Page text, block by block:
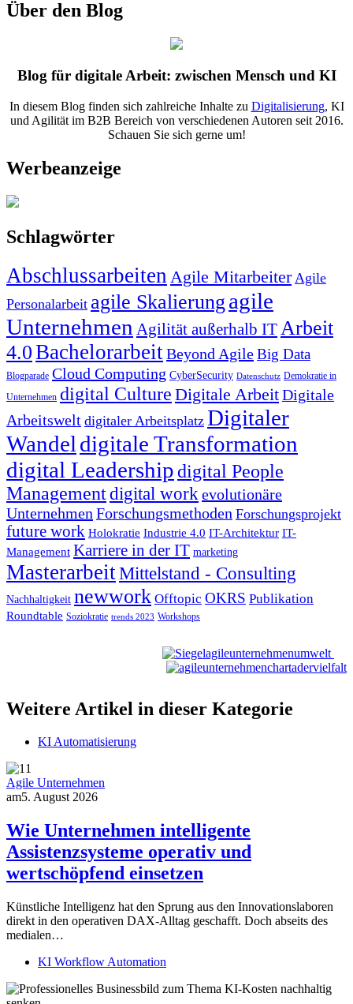
Über den Blog
Blog für digitale Arbeit: zwischen Mensch und KI
In diesem Blog finden sich zahlreiche Inhalte zu Digitalisierung, KI
und Agilität im B2B Bereich von verschiedenen Autoren seit 2016.
Schauen Sie sich gerne um!
Werbeanzeige
Schlagwörter
Abschlussarbeiten Agile Mitarbeiter Agile
Personalarbeit agile Skalierung agile
Unternehmen Agilität außerhalb IT Arbeit
4.0BachelorarbeitBeyond AgileBig Data
Blogparade Cloud Computing CyberSecurity Datenschutz Demokratie in
Unternehmen digital Culture Digitale ArbeitDigitale
Arbeitswelt digitaler Arbeitsplatz Digitaler
Wandel digitale Transformation
digital Leadershipdigital People
Managementdigital work evolutionäre
Unternehmen Forschungsmethoden Forschungsprojekt
future work Holokratie Industrie 4.0 IT-Architektur IT-
Management Karriere in der IT marketing
MasterarbeitMittelstand - Consulting
Nachhaltigkeit newwork Offtopic OKRS Publikation
Roundtable Soziokratie trends 2023 Workshops
Weitere Artikel in dieser Kategorie
KI Automatisierung
Agile Unternehmen
am5. August 2026
Wie Unternehmen intelligente
Assistenzsysteme operativ und
wertschöpfend einsetzen
Künstliche Intelligenz hat den Sprung aus den Innovationslaboren
direkt in den operativen DAX-Alltag geschafft. Doch abseits des
medialen…
KI Workflow Automation